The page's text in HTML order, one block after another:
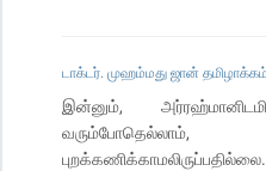
டாக்டர். முஹம்மது ஜான் தமிழாக்கம்
இன்னும்,
புறக்கணிக்காமலிருப்பதில்லை.